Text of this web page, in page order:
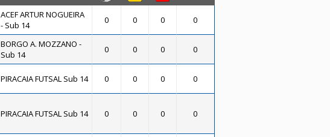
ACEF ARTUR NOGUEIRA
- Sub 14
0 0 0 0
BORGO A. MOZZANO -
Sub 14
0 0 0 0
PIRACAIA FUTSAL Sub 14 0 0 0 0
PIRACAIA FUTSAL Sub 14 0 0 0 0